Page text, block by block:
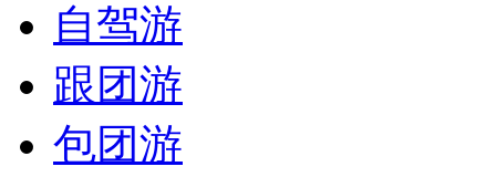
自驾游
跟团游
包团游